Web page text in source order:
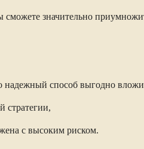
значительно
способ выгодно
стратегии,
с высоким риском.